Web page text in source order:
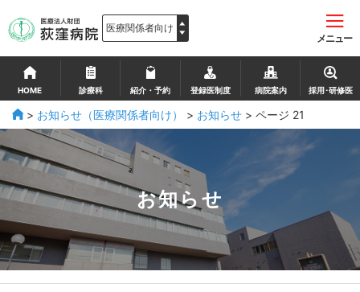
メニュー
HOME 診療科 紹介・予約 登録医制度 病院案内 採用･研修医
> お知らせ（医療関係者向け） > お知らせ > ページ 21
お知らせ